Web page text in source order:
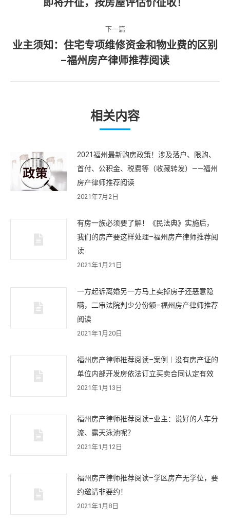
一
章：
即将开征，按房屋评估价征收！
下一篇
下
一
篇
章：
业主须知：住宅专项维修资金和物业费的区别
–福州房产律师推荐阅读
相关内容
2021福州最新购房政策！涉及落户、限购、
首付、公积金、税费等（收藏转发）——福州
房产律师推荐阅读
2021年7月2日
有房一族必须要了解！《民法典》实施后，
我们的房产要这样处理–福州房产律师推荐阅
读
2021年1月21日
一方起诉离婚另一方马上卖掉房子还恶意隐
瞒，二审法院判少分份额–福州房产律师推荐
阅读
2021年1月20日
福州房产律师推荐阅读–案例︱没有房产证的
单位内部开发房依法订立买卖合同认定有效
2021年1月13日
福州房产律师推荐阅读–业主：说好的人车分
流、露天泳池呢？
2021年1月12日
福州房产律师推荐阅读–学区房产无学位，要
约邀请非要约！
2021年1月8日